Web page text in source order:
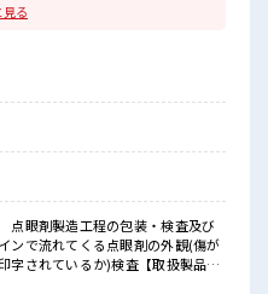
ート満喫！
自由！
悩まずOK♪
す！
見る
点眼剤製造工程の包装・検査及び
ンで流れてくる点眼剤の外観(傷が
字されているか)検査【取扱製品情
■お仕事PR ≪残業基